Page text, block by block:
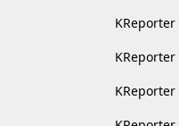
KReporter
KReporter
KReporter